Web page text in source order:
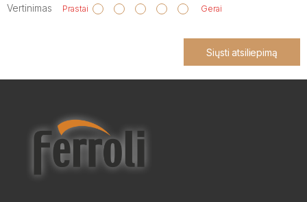
Vertinimas Prastai Gerai
Siųsti atsiliepimą